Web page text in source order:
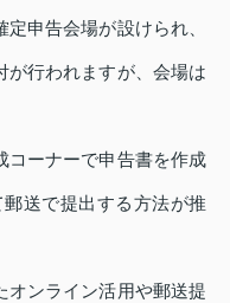
申告会場が設けられ、
が行われますが、会場は
コーナーで申告書を作成
送で提出する方法が推
オンライン活用や郵送提